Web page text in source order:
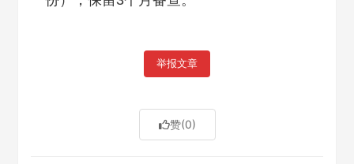
举报文章
赞(0)